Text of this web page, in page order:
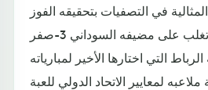
في التصفيات بتحقيقه الفوز
الخامس تواليا عندما تغلب على مضيفه السوداني 3-صفر
التي اختارها الأخير لمبارياته
لمعايير الاتحاد الدولي للعبة